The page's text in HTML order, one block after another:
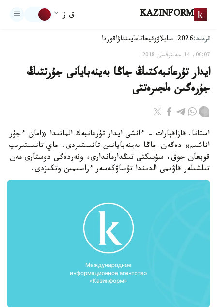
KAZINFORM ق ز
ترەند:2026-سايلاۋ وقيعاتاعايىنداۋاقوردا
00:07, 14 جەلتوقسان 2018
ايدار تۇرعانبەكتىڭ جاڭا بەينەبايانى جۇرتتىڭ
جۇرەگىن ەلجىرەتتى
استانا. قازاقپارات - ءانشى ايدار تۇرعانبەك الماتىدا «امان ءجۇر
اناشىم» دەگەن جاڭا بەينەبايانىن تانىستىردى. جاي تانىستىرىپ
قويعان جوق، سۇيىكتى تىڭدارماندارى، ونەردەگى دوستارى مەن
تىلشىلەر قاۋىمى الدىندا تۇساۋكەسەر ءراسىمىن وتكىزدى.